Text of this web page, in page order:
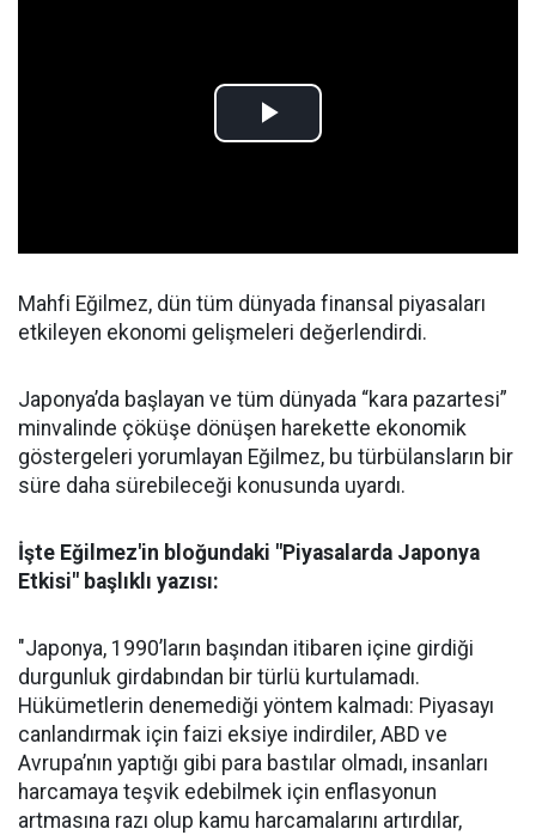
Mahfi Eğilmez, dün tüm dünyada finansal piyasaları
etkileyen ekonomi gelişmeleri değerlendirdi.
Japonya’da başlayan ve tüm dünyada “kara pazartesi”
minvalinde çöküşe dönüşen harekette ekonomik
göstergeleri yorumlayan Eğilmez, bu türbülansların bir
süre daha sürebileceği konusunda uyardı.
İşte Eğilmez'in bloğundaki "Piyasalarda Japonya
Etkisi" başlıklı yazısı:
"Japonya, 1990’ların başından itibaren içine girdiği
durgunluk girdabından bir türlü kurtulamadı.
Hükümetlerin denemediği yöntem kalmadı: Piyasayı
canlandırmak için faizi eksiye indirdiler, ABD ve
Avrupa’nın yaptığı gibi para bastılar olmadı, insanları
harcamaya teşvik edebilmek için enflasyonun
artmasına razı olup kamu harcamalarını artırdılar,